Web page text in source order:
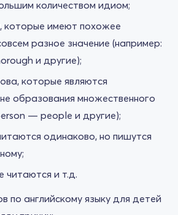
количеством идиом;
которые имеют похожее
разное значение (например:
и другие);
которые являются
образования множественного
— people и другие);
одинаково, но пишутся
читаются и т.д.
по английскому языку для детей